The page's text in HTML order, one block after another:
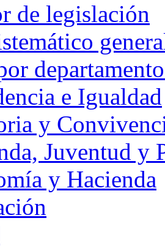
de legislación
e Igualdad
y
Juventud y
y Hacienda